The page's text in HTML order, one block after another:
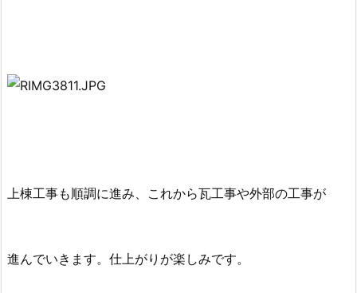
上棟工事も順調に進み、これから瓦工事や外部の工事が
進んでいきます。仕上がりが楽しみです。